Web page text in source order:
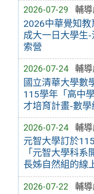
2026-07-29 輔導
2026中華覺知
成大一日大學生
索營
2026-07-24 輔導
國立清華大學數
115學年「高中
才培育計畫-數
2026-07-24 輔導
元智大學訂於
「元智大學科
長姊自然組的線
2026-07-22 輔導